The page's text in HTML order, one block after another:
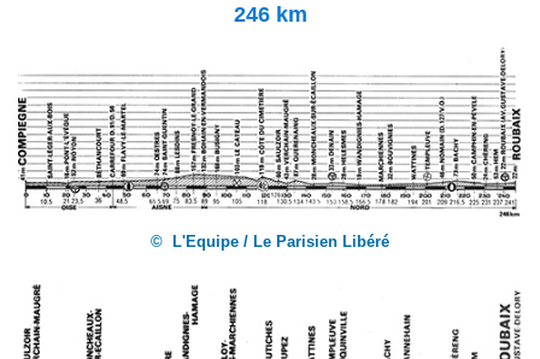
246 km
© L'Equipe / Le Parisien Libéré